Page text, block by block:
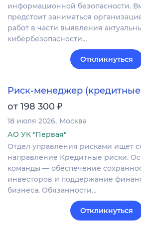
информационной безопасности.
предстоит заниматься
работ в части выявления
кибербезопасности…
Откликнуться
Риск-менеджер
от 198 300 ₽
18 июля 2026 Москва
АО УК "Первая"
Отдел управления рисками ищет
направление Кредитные риски.
команды — обеспечение
инвесторов и поддержание
бизнеса. Обязанности…
Откликнуться